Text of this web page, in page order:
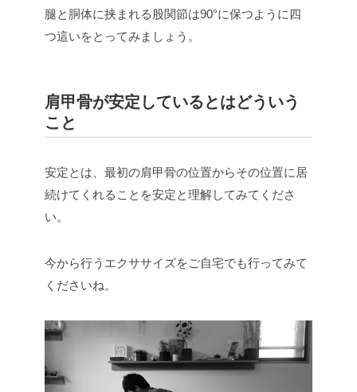
腿と胴体に挟まれる股関節は90°に保つように四
つ這いをとってみましょう。
肩甲骨が安定しているとはどういう
こと
安定とは、最初の肩甲骨の位置からその位置に居
続けてくれることを安定と理解してみてくださ
い。
今から行うエクササイズをご自宅でも行ってみて
くださいね。